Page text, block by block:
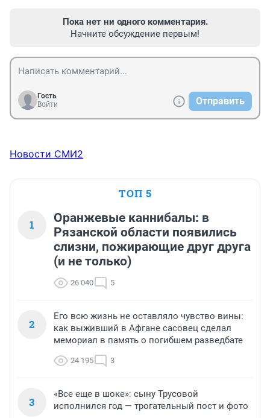
Пока нет ни одного комментария.
Начните обсуждение первым!
Гость
Войти
Отправить
Новости СМИ2
ТОП 5
1
Оранжевые каннибалы: в
Рязанской области появились
слизни, пожирающие друг друга
(и не только)
26 040 5
2
Его всю жизнь не оставляло чувство вины:
как выживший в Афгане сасовец сделал
мемориал в память о погибшем разведбате
24 195 3
3
«Все еще в шоке»: сыну Трусовой
исполнился год — трогательный пост и фото